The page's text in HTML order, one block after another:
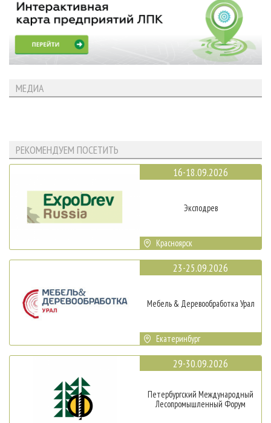
МЕДИА
РЕКОМЕНДУЕМ ПОСЕТИТЬ
16-18.09.2026
Эксподрев
Красноярск
23-25.09.2026
Мебель & Деревообработка Урал
Екатеринбург
29-30.09.2026
Петербургский Международный
Лесопромышленный Форум